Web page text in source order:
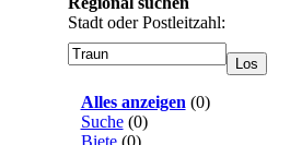
Stadt oder Postleitzahl:
Alles anzeigen (0)
Suche(0)
Biete(0)